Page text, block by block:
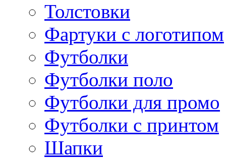
Толстовки
Фартуки с логотипом
Футболки
Футболки поло
Футболки для промо
Футболки с принтом
Шапки